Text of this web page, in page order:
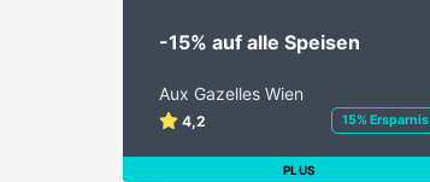
-15% auf alle Speisen
Aux Gazelles Wien
4,2 15% Ersparnis
PLUS